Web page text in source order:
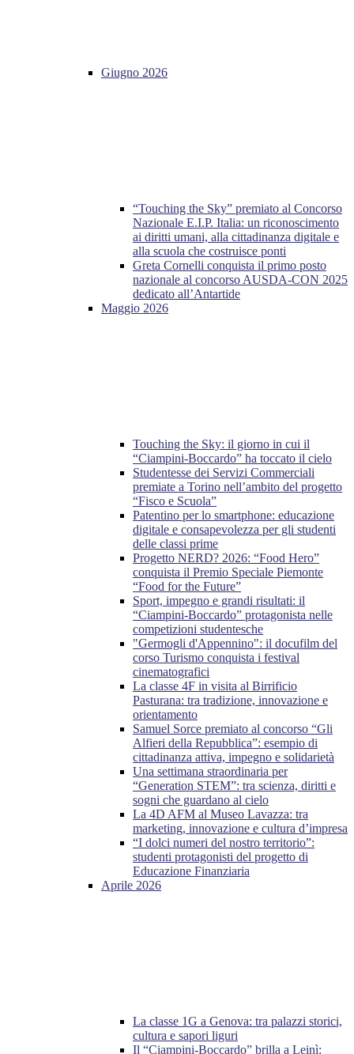
Giugno 2026
“Touching the Sky” premiato al Concorso
Nazionale E.I.P. Italia: un riconoscimento
ai diritti umani, alla cittadinanza digitale e
alla scuola che costruisce ponti
Greta Cornelli conquista il primo posto
nazionale al concorso AUSDA-CON 2025
dedicato all’Antartide
Maggio 2026
Touching the Sky: il giorno in cui il
“Ciampini-Boccardo” ha toccato il cielo
Studentesse dei Servizi Commerciali
premiate a Torino nell’ambito del progetto
“Fisco e Scuola”
Patentino per lo smartphone: educazione
digitale e consapevolezza per gli studenti
delle classi prime
Progetto NERD? 2026: “Food Hero”
conquista il Premio Speciale Piemonte
“Food for the Future”
Sport, impegno e grandi risultati: il
“Ciampini-Boccardo” protagonista nelle
competizioni studentesche
"Germogli d'Appennino": il docufilm del
corso Turismo conquista i festival
cinematografici
La classe 4F in visita al Birrificio
Pasturana: tra tradizione, innovazione e
orientamento
Samuel Sorce premiato al concorso “Gli
Alfieri della Repubblica”: esempio di
cittadinanza attiva, impegno e solidarietà
Una settimana straordinaria per
“Generation STEM”: tra scienza, diritti e
sogni che guardano al cielo
La 4D AFM al Museo Lavazza: tra
marketing, innovazione e cultura d’impresa
“I dolci numeri del nostro territorio”:
studenti protagonisti del progetto di
Educazione Finanziaria
Aprile 2026
La classe 1G a Genova: tra palazzi storici,
cultura e sapori liguri
Il “Ciampini-Boccardo” brilla a Leinì: